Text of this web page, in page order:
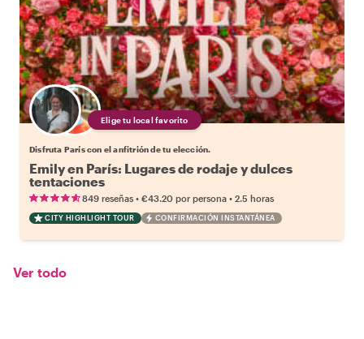
Elige tu local favorito
Disfruta París con el anfitrión de tu elección.
Emily en París: Lugares de rodaje y dulces
tentaciones
849 reseñas • €43.20 por persona • 2.5 horas
CITY HIGHLIGHT TOUR CONFIRMACIÓN INSTANTÁNEA
Ver todo